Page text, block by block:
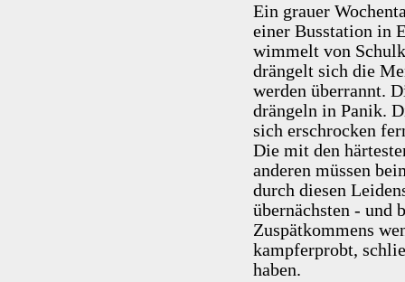
Ein grauer
einer Busstation in
wimmelt von
drängelt sich die
werden überrannt.
drängeln in Panik.
sich erschrocken
Die mit den
anderen müssen
durch diesen
übernächsten - und
Zuspätkommens
kampferprobt,
haben.